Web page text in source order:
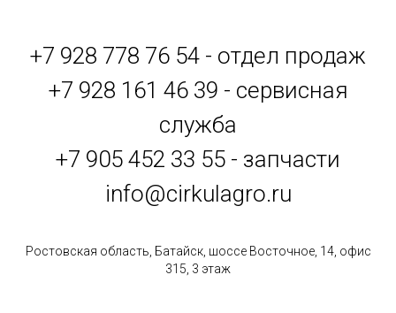
+7 928 778 76 54 - отдел продаж
+7 928 161 46 39 - сервисная
служба
+7 905 452 33 55 - запчасти
info@cirkulagro.ru
Ростовская область, Батайск, шоссе Восточное, 14, офис
315, 3 этаж